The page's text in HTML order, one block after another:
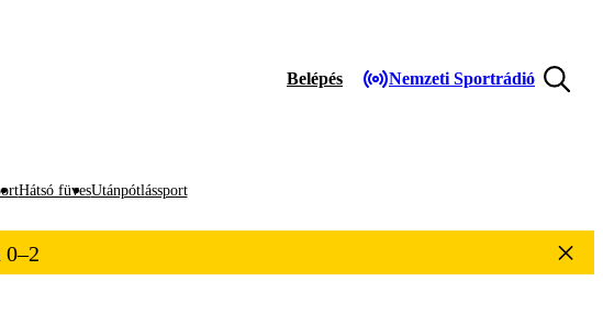
Belépés Nemzeti Sportrádió
Hátsó füvesUtánpótlássport